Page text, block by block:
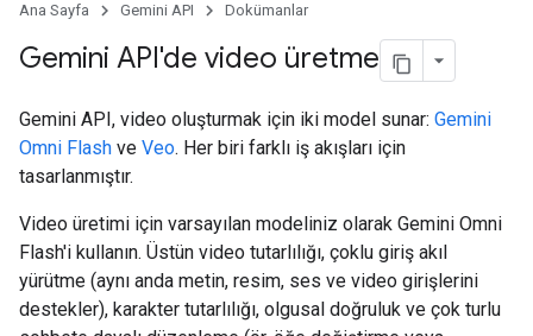
Ana Sayfa Gemini API Dokümanlar
Gemini API'de video üretme
Gemini API, video oluşturmak için iki model sunar: Gemini
Omni Flash ve Veo. Her biri farklı iş akışları için
tasarlanmıştır.
Video üretimi için varsayılan modeliniz olarak Gemini Omni
Flash'i kullanın. Üstün video tutarlılığı, çoklu giriş akıl
yürütme (aynı anda metin, resim, ses ve video girişlerini
destekler), karakter tutarlılığı, olgusal doğruluk ve çok turlu